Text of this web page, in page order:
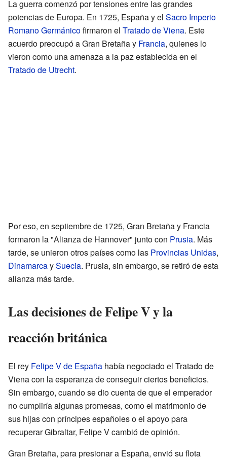
La guerra comenzó por tensiones entre las grandes
potencias de Europa. En 1725, España y el Sacro Imperio
Romano Germánicofirmaron el Tratado de Viena. Este
acuerdo preocupó a Gran Bretaña y Francia, quienes lo
vieron como una amenaza a la paz establecida en el
Tratado de Utrecht.
Por eso, en septiembre de 1725, Gran Bretaña y Francia
formaron la "Alianza de Hannover" junto con Prusia. Más
tarde, se unieron otros países como las Provincias Unidas,
DinamarcaySuecia. Prusia, sin embargo, se retiró de esta
alianza más tarde.
Las decisiones de Felipe V y la
reacción británica
El rey Felipe V de España había negociado el Tratado de
Viena con la esperanza de conseguir ciertos beneficios.
Sin embargo, cuando se dio cuenta de que el emperador
no cumpliría algunas promesas, como el matrimonio de
sus hijas con príncipes españoles o el apoyo para
recuperar Gibraltar, Felipe V cambió de opinión.
Gran Bretaña, para presionar a España, envió su flota